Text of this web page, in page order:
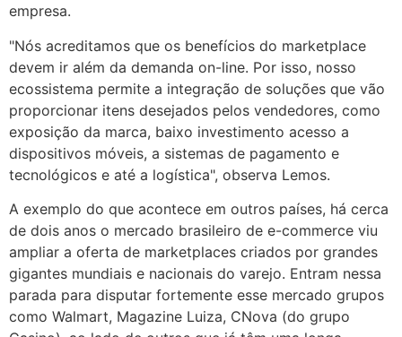
empresa.
"Nós acreditamos que os benefícios do marketplace
devem ir além da demanda on-line. Por isso, nosso
ecossistema permite a integração de soluções que vão
proporcionar itens desejados pelos vendedores, como
exposição da marca, baixo investimento acesso a
dispositivos móveis, a sistemas de pagamento e
tecnológicos e até a logística", observa Lemos.
A exemplo do que acontece em outros países, há cerca
de dois anos o mercado brasileiro de e-commerce viu
ampliar a oferta de marketplaces criados por grandes
gigantes mundiais e nacionais do varejo. Entram nessa
parada para disputar fortemente esse mercado grupos
como Walmart, Magazine Luiza, CNova (do grupo